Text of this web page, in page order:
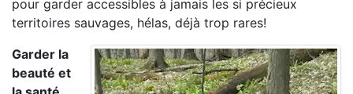
pour garder accessibles à jamais les si précieux
territoires sauvages, hélas, déjà trop rares!
Garder la
beauté et